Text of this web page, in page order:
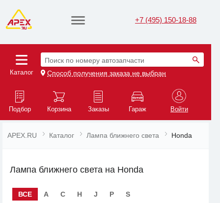
+7 (495) 150-18-88
Каталог
Поиск по номеру автозапчасти
Способ получения заказа не выбран
Подбор Корзина Заказы Гараж Войти
APEX.RU Каталог Лампа ближнего света Honda
Лампа ближнего света на Honda
ВСЕ A C H J P S